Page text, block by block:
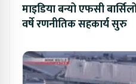
माइडिया बन्यो एफसी
वर्षे रणनीतिक सहकार्य सुरु